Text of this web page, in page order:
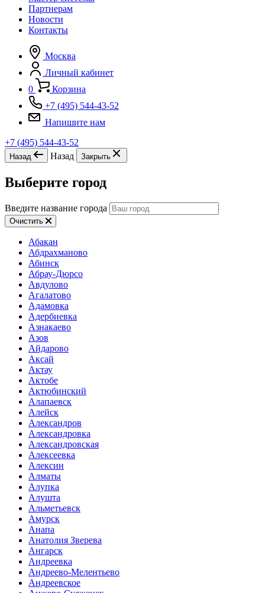
Партнерам
Новости
Контакты
Москва
Личный кабинет
0
Корзина
+7 (495) 544-43-52
Напишите нам
+7 (495) 544-43-52
Назад Назад Закрыть
Выберите город
Введите название города
Очистить
Абакан
Абдрахманово
Абинск
Абрау-Дюрсо
Авдулово
Агалатово
Адамовка
Адербиевка
Азнакаево
Азов
Айдарово
Аксай
Актау
Актобе
Актюбинский
Алапаевск
Алейск
Александров
Александровка
Александровская
Алексеевка
Алексин
Алматы
Алупка
Алушта
Альметьевск
Амурск
Анапа
Анатолия Зверева
Ангарск
Андреевка
Андреево-Мелентьево
Андреевское